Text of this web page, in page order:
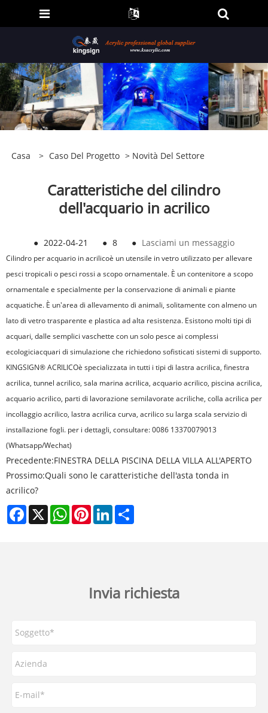
Casa > Caso Del Progetto > Novità Del Settore
Caratteristiche del cilindro
dell'acquario in acrilico
● 2022-04-21 ● 8 ● Lasciami un messaggio
Cilindro per acquario in acrilicoè un utensile in vetro utilizzato per allevare
pesci tropicali o pesci rossi a scopo ornamentale. È un contenitore a scopo
ornamentale e specialmente per la conservazione di animali e piante
acquatiche. È un'area di allevamento di animali, solitamente con almeno un
lato di vetro trasparente e plastica ad alta resistenza. Esistono molti tipi di
acquari, dalle semplici vaschette con un solo pesce ai complessi
ecologiciacquari di simulazione che richiedono sofisticati sistemi di supporto.
KINGSIGN® ACRILICOè specializzata in tutti i tipi di lastra acrilica, finestra
acrilica, tunnel acrilico, sala marina acrilica, acquario acrilico, piscina acrilica,
acquario acrilico, parti di lavorazione semilavorate acriliche, colla acrilica per
incollaggio acrilico, lastra acrilica curva, acrilico su larga scala servizio di
installazione fogli. per i dettagli, consultare: 0086 13370079013
(Whatsapp/Wechat)
Precedente:FINESTRA DELLA PISCINA DELLA VILLA ALL'APERTO
Prossimo:Quali sono le caratteristiche dell'asta tonda in
acrilico?
Facebook
X WhatsAppPinterestLinkedIn
Invia richiesta